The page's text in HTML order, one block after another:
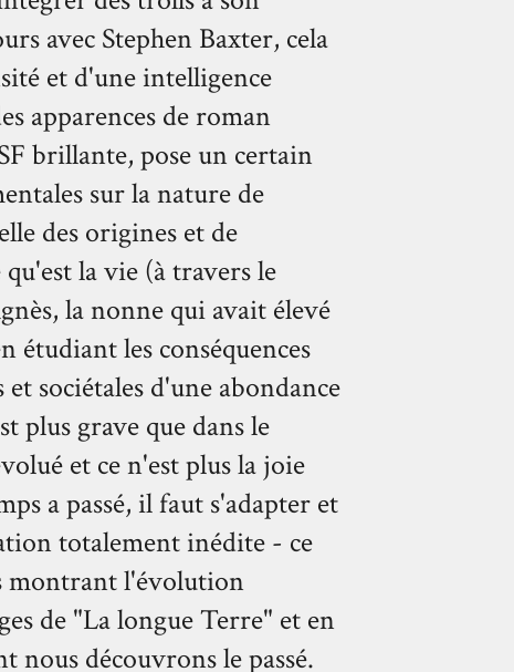
avec Stephen Baxter, cela
et d'une intelligence
apparences de roman
brillante, pose un certain
sur la nature de
des origines et de
la vie (à travers le
la nonne qui avait élevé
étudiant les conséquences
sociétales d'une abondance
plus grave que dans le
et ce n'est plus la joie
a passé, il faut s'adapter et
totalement inédite - ce
montrant l'évolution
de "La longue Terre" et en
découvrons le passé.